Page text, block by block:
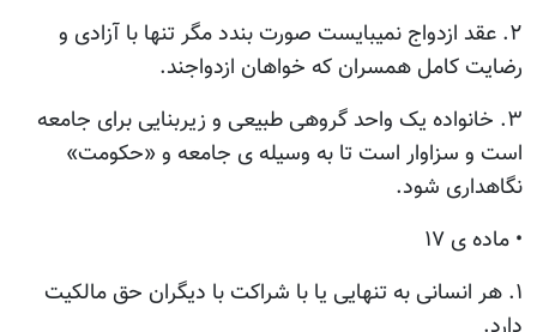
۲. عقد ازدواج نمیبایست صورت بندد مگر تنها با آزادی و
رضایت کامل همسران که خواهان ازدواجند.
۳. خانواده یک واحد گروهی طبیعی و زیربنایی برای جامعه
است و سزاوار است تا به وسیله ی جامعه و «حکومت»
نگاهداری شود.
• ماده ی ۱۷
۱. هر انسانی به تنهایی یا با شراکت با دیگران حق مالکیت